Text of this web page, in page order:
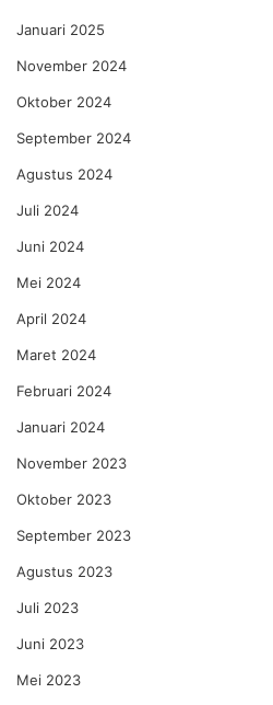
Januari 2025
November 2024
Oktober 2024
September 2024
Agustus 2024
Juli 2024
Juni 2024
Mei 2024
April 2024
Maret 2024
Februari 2024
Januari 2024
November 2023
Oktober 2023
September 2023
Agustus 2023
Juli 2023
Juni 2023
Mei 2023